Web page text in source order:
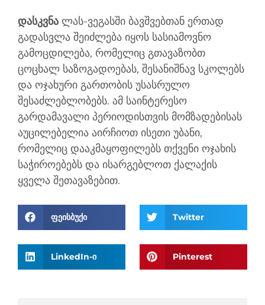
დასკვნა ლას-ვეგასში ბავშვებთან ერთად
გადასვლა შეიძლება იყოს სასიამოვნო
გამოცდილება, რომელიც გთავაზობთ
ცოცხალ საზოგადოებას, შესანიშნავ სკოლებს
და ოჯახური გართობის უსასრულო
შესაძლებლობებს. ამ საინტერესო
გარდამავალი პერიოდისთვის მომზადებისას
აუცილებელია აირჩიოთ ისეთი უბანი,
რომელიც დააკმაყოფილებს თქვენი ოჯახის
საჭიროებებს და ისარგებლოთ ქალაქის
ყველა შეთავაზებით.
ფეისბუქი Twitter
LinkedIn-ი Pinterest